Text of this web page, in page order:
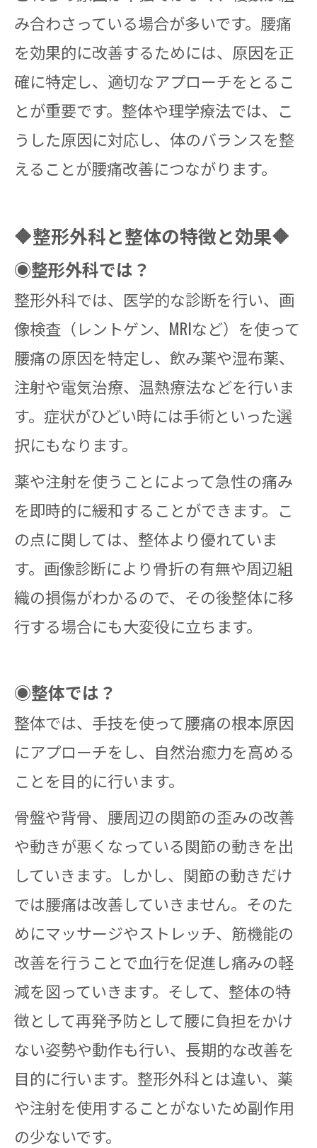
み合わさっている場合が多いです。腰痛
を効果的に改善するためには、原因を正
確に特定し、適切なアプローチをとるこ
とが重要です。整体や理学療法では、こ
うした原因に対応し、体のバランスを整
えることが腰痛改善につながります。
🔶整形外科と整体の特徴と効果🔶
◉整形外科では？
整形外科では、医学的な診断を行い、画
像検査（レントゲン、MRIなど）を使って
腰痛の原因を特定し、飲み薬や湿布薬、
注射や電気治療、温熱療法などを行いま
す。症状がひどい時には手術といった選
択にもなります。
薬や注射を使うことによって急性の痛み
を即時的に緩和することができます。こ
の点に関しては、整体より優れていま
す。画像診断により骨折の有無や周辺組
織の損傷がわかるので、その後整体に移
行する場合にも大変役に立ちます。
◉整体では？
整体では、手技を使って腰痛の根本原因
にアプローチをし、自然治癒力を高める
ことを目的に行います。
骨盤や背骨、腰周辺の関節の歪みの改善
や動きが悪くなっている関節の動きを出
していきます。しかし、関節の動きだけ
では腰痛は改善していきません。そのた
めにマッサージやストレッチ、筋機能の
改善を行うことで血行を促進し痛みの軽
減を図っていきます。そして、整体の特
徴として再発予防として腰に負担をかけ
ない姿勢や動作も行い、長期的な改善を
目的に行います。整形外科とは違い、薬
や注射を使用することがないため副作用
の少ないです。